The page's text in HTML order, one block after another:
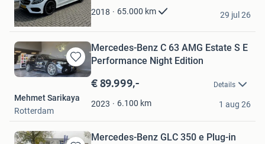
2018 65.000 km
jochem
Dronten
29 jul 26
Bewaren
in
Favorieten
Mercedes-Benz C 63 AMG Estate S E
Performance Night Edition
€ 89.999,- Details
2023 6.100 km
Mehmet Sarikaya
Rotterdam
1 aug 26
Mercedes-Benz GLC 350 e Plug-in